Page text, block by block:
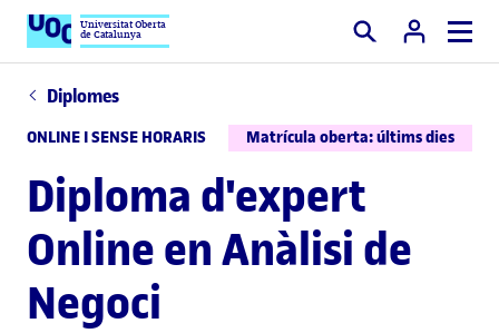
Universitat Oberta
de Catalunya Cercar
Diplomes
ONLINE I SENSE HORARIS Matrícula oberta: últims dies
Diploma d'expert
Online en Anàlisi de
Negoci